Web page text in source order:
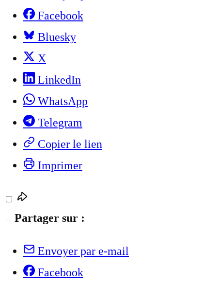
Facebook
Bluesky
X
LinkedIn
WhatsApp
Telegram
Copier le lien
Imprimer
Partager sur :
Envoyer par e-mail
Facebook